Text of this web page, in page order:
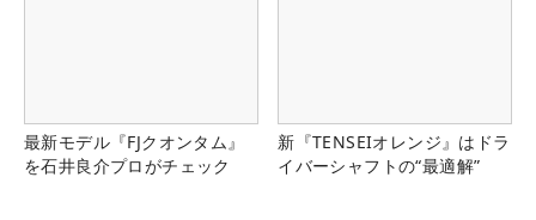
最新モデル『FJクオンタム』
を石井良介プロがチェック
新『TENSEIオレンジ』はドラ
イバーシャフトの“最適解”